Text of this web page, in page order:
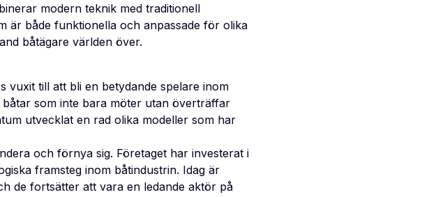
modern teknik med traditionell
är både funktionella och anpassade för olika
båtägare världen över.
vuxit till att bli en betydande spelare inom
som inte bara möter utan överträffar
utvecklat en rad olika modeller som har
och förnya sig. Företaget har investerat i
framsteg inom båtindustrin. Idag är
de fortsätter att vara en ledande aktör på